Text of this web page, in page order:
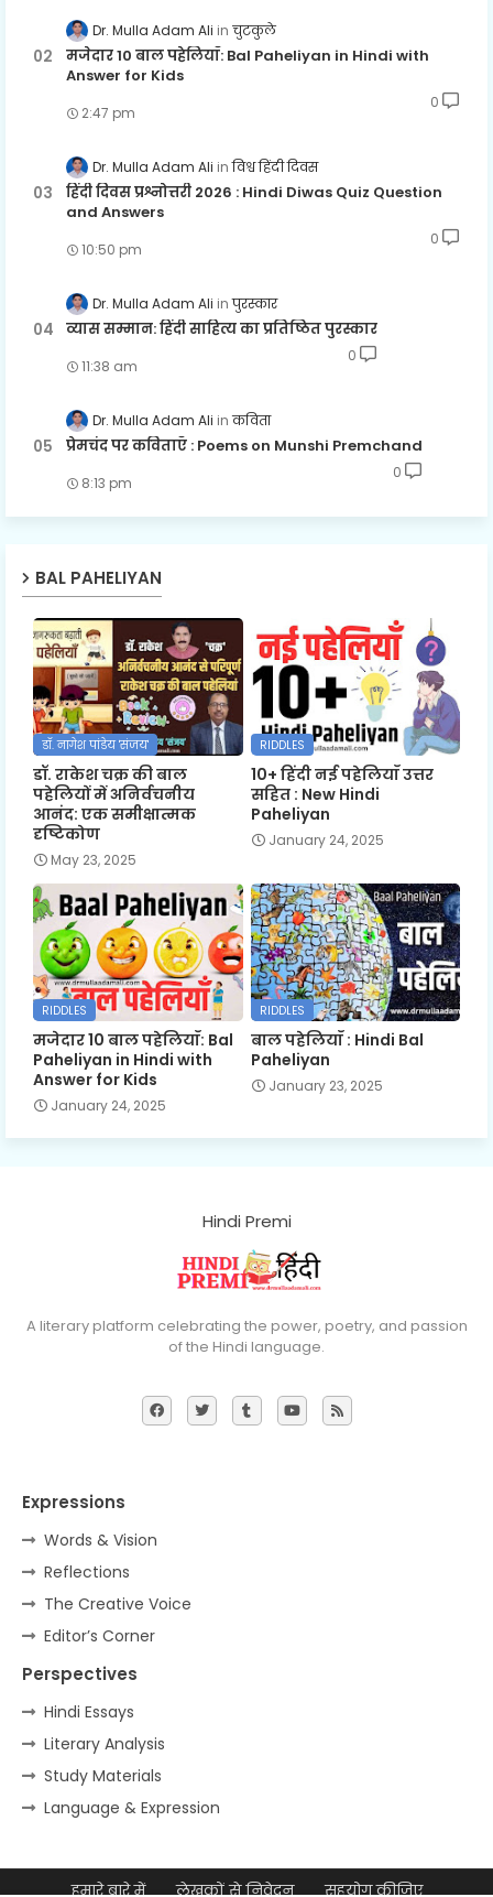
Dr. Mulla Adam Ali चुटकुले
मजेदार 10 बाल पहेलियाँ: Bal Paheliyan in Hindi with
Answer for Kids
2:47 pm
0
Dr. Mulla Adam Ali विश्व हिंदी दिवस
हिंदी दिवस प्रश्नोत्तरी 2026 : Hindi Diwas Quiz Question
and Answers
10:50 pm
0
Dr. Mulla Adam Ali पुरस्कार
व्यास सम्मान: हिंदी साहित्य का प्रतिष्ठित पुरस्कार
11:38 am
0
Dr. Mulla Adam Ali कविता
प्रेमचंद पर कविताएँ : Poems on Munshi Premchand
8:13 pm
0
BAL PAHELIYAN
डॉ. नागेश पांडेय 'संजय'
डॉ. राकेश चक्र की बाल
पहेलियों में अनिर्वचनीय
आनंद: एक समीक्षात्मक
दृष्टिकोण
May 23, 2025
RIDDLES
10+ हिंदी नई पहेलियाँ उत्तर
सहित : New Hindi
Paheliyan
January 24, 2025
RIDDLES
मजेदार 10 बाल पहेलियाँ: Bal
Paheliyan in Hindi with
Answer for Kids
January 24, 2025
RIDDLES
बाल पहेलियाँ : Hindi Bal
Paheliyan
January 23, 2025
Hindi Premi
A literary platform celebrating the power, poetry, and passion
of the Hindi language.
Expressions
Words & Vision
Reflections
The Creative Voice
Editor’s Corner
Perspectives
Hindi Essays
Literary Analysis
Study Materials
Language & Expression
हमारे बारे में लेखकों से निवेदन सहयोग कीजिए